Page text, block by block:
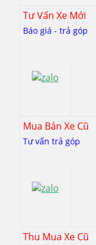
Tư Vấn Xe Mới
Báo giá - trả góp
Mua Bán Xe Cũ
Tư vấn trả góp
Thu Mua Xe Cũ